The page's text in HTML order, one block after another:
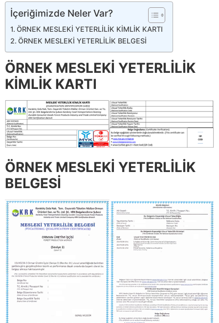
İçeriğimizde Neler Var?
ÖRNEK MESLEKİ YETERLİLİK KİMLİK KARTI
ÖRNEK MESLEKİ YETERLİLİK BELGESİ
ÖRNEK MESLEKİ YETERLİLİK
KİMLİK KARTI
ÖRNEK MESLEKİ YETERLİLİK
BELGESİ